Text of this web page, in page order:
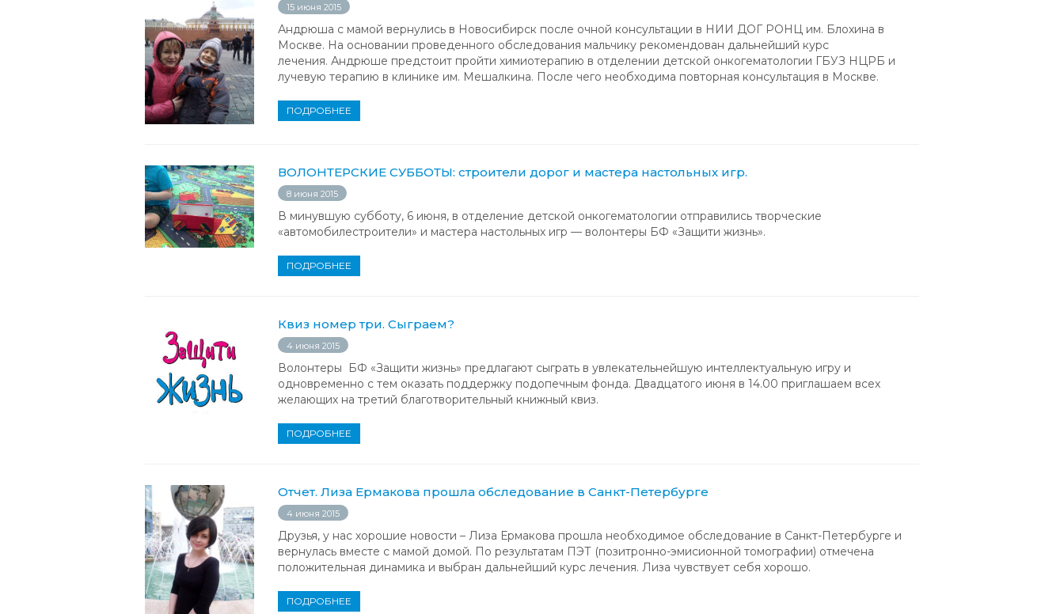
15 июня 2015
Андрюша с мамой вернулись в Новосибирск после очной консультации в НИИ ДОГ РОНЦ им. Блохина в
Москве. На основании проведенного обследования мальчику рекомендован дальнейший курс
лечения. Андрюше предстоит пройти химиотерапию в отделении детской онкогематологии ГБУЗ НЦРБ и
лучевую терапию в клинике им. Мешалкина. После чего необходима повторная консультация в Москве.
ПОДРОБНЕЕ
ВОЛОНТЕРСКИЕ СУББОТЫ: строители дорог и мастера настольных игр.
8 июня 2015
В минувшую субботу, 6 июня, в отделение детской онкогематологии отправились творческие
«автомобилестроители» и мастера настольных игр — волонтеры БФ «Защити жизнь».
ПОДРОБНЕЕ
Квиз номер три. Сыграем?
4 июня 2015
Волонтеры БФ «Защити жизнь» предлагают сыграть в увлекательнейшую интеллектуальную игру и
одновременно с тем оказать поддержку подопечным фонда. Двадцатого июня в 14.00 приглашаем всех
желающих на третий благотворительный книжный квиз.
ПОДРОБНЕЕ
Отчет. Лиза Ермакова прошла обследование в Санкт-Петербурге
4 июня 2015
Друзья, у нас хорошие новости – Лиза Ермакова прошла необходимое обследование в Санкт-Петербурге и
вернулась вместе с мамой домой. По результатам ПЭТ (позитронно-эмисионной томографии) отмечена
положительная динамика и выбран дальнейший курс лечения. Лиза чувствует себя хорошо.
ПОДРОБНЕЕ